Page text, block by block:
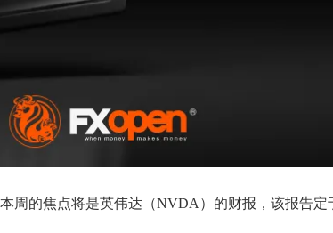
的焦点将是英伟达（NVDA）的财报，该报告定